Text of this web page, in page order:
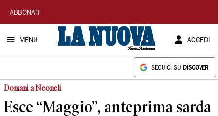
La
Nuova
Sardegna
ABBONATI
MENU ACCEDI
SEGUICI SU DISCOVER
Domani a Neoneli
Esce “Maggio”, anteprima sarda